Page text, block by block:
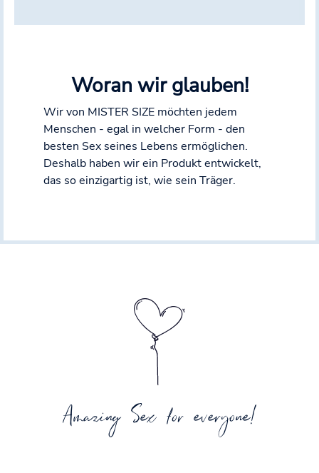
Woran wir glauben!
Wir von MISTER SIZE möchten jedem
Menschen - egal in welcher Form - den
besten Sex seines Lebens ermöglichen.
Deshalb haben wir ein Produkt entwickelt,
das so einzigartig ist, wie sein Träger.
Amazing Sex for everyone!